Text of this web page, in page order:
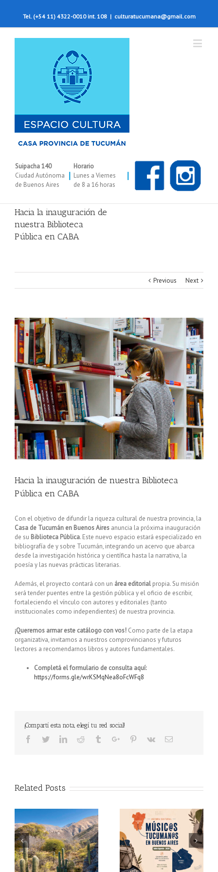
Tel. (+54 11) 4322-0010 int. 108 | culturatucumana@gmail.com
Suipacha 140
Ciudad Autónoma
de Buenos Aires
|
Horario
Lunes a Viernes
de 8 a 16 horas
|
Hacia la inauguración de
nuestra Biblioteca
Pública en CABA
Previous Next
View
Larger
Image
Hacia la inauguración de nuestra Biblioteca
Pública en CABA
Con el objetivo de difundir la riqueza cultural de nuestra provincia, la
Casa de Tucumán en Buenos Aires anuncia la próxima inauguración
de su Biblioteca Pública. Este nuevo espacio estará especializado en
bibliografía de y sobre Tucumán, integrando un acervo que abarca
desde la investigación histórica y científica hasta la narrativa, la
poesía y las nuevas prácticas literarias.
Además, el proyecto contará con un área editorial propia. Su misión
será tender puentes entre la gestión pública y el oficio de escribir,
fortaleciendo el vínculo con autores y editoriales (tanto
institucionales como independientes) de nuestra provincia.
¡Queremos armar este catálogo con vos! Como parte de la etapa
organizativa, invitamos a nuestros comprovincianos y futuros
lectores a recomendarnos libros y autores fundamentales.
Completá el formulario de consulta aquí:
https://forms.gle/wrKSMqNea8oFcWFq8
¡Compartí esta nota, elegí tu red social!
Facebook
TwitterLinkedinReddit TumblrGoogle+Pinterest
Vk Email
Related Posts